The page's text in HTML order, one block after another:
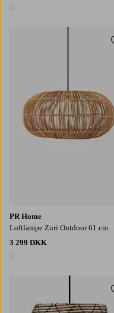
PR Home
Loftlampe Zuri Outdoor 61 cm
3 299 DKK